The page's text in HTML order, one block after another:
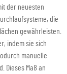
der neuesten
die
gewährleisten.
indem sie sich
manuelle
Dieses Maß an